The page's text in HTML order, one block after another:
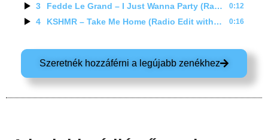
3 Fedde Le Grand – I Just Wanna Party (Radio Edit with Artist Promo) 0:12
4 KSHMR – Take Me Home (Radio Edit with Artist Promo) 0:16
Szeretnék hozzáférni a legújabb zenékhez